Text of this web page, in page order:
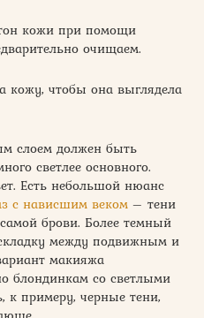
кожи при помощи
очищаем.
кожу, чтобы она выглядела
слоем должен быть
светлее основного.
Есть небольшой нюанс
с нависшим веком – тени
брови. Более темный
между подвижным и
макияжа
блондинкам со светлыми
к примеру, черные тени,